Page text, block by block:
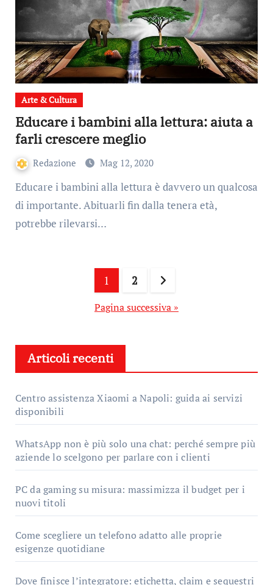
Arte & Cultura
Educare i bambini alla lettura: aiuta a
farli crescere meglio
Redazione Mag 12, 2020
Educare i bambini alla lettura è davvero un qualcosa
di importante. Abituarli fin dalla tenera età,
potrebbe rilevarsi…
Paginazione
1 2
Pagina successiva »
Articoli recenti
Centro assistenza Xiaomi a Napoli: guida ai servizi
disponibili
WhatsApp non è più solo una chat: perché sempre più
aziende lo scelgono per parlare con i clienti
PC da gaming su misura: massimizza il budget per i
nuovi titoli
Come scegliere un telefono adatto alle proprie
esigenze quotidiane
Dove finisce l’integratore: etichetta, claim e sequestri